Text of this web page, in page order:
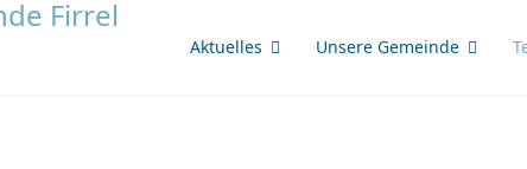
Aktuelles Unsere Gemeinde